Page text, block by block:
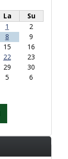
La
Su
1
2
8
9
15
16
22
23
29
30
5
6